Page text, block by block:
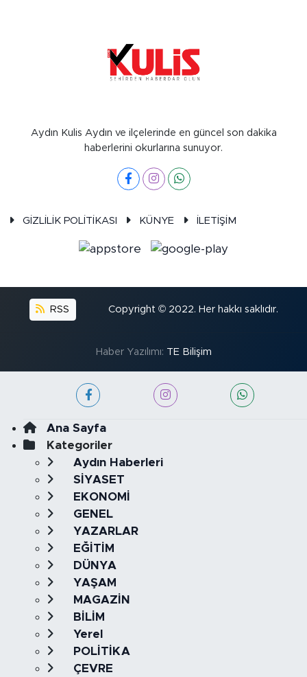
Aydın Kulis Aydın ve ilçelerinde en güncel son dakika
haberlerini okurlarına sunuyor.
GİZLİLİK POLİTİKASI KÜNYE İLETİŞİM
RSS Copyright © 2022. Her hakkı saklıdır.
Haber Yazılımı: TE Bilişim
Ana Sayfa
Kategoriler
Aydın Haberleri
SİYASET
EKONOMİ
GENEL
YAZARLAR
EĞİTİM
DÜNYA
YAŞAM
MAGAZİN
BİLİM
Yerel
POLİTİKA
ÇEVRE